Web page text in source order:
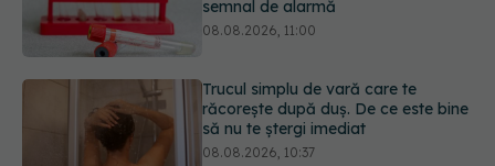
Trucul simplu de vară care te
răcorește după duș. De ce este bine
Bacteria din intestin care a crescut
forța musculară cu 30%